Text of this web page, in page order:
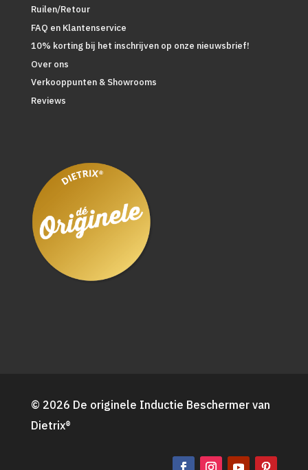
Ruilen/Retour
FAQ en Klantenservice
10% korting bij het inschrijven op onze nieuwsbrief!
Over ons
Verkooppunten & Showrooms
Reviews
© 2026 De originele Inductie Beschermer van
Dietrix®